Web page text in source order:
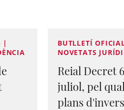
|
BUTLLETÍ
NOVETATS
Reial Decret
juliol, pel
plans